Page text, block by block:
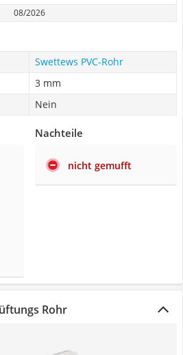
08/2026
Swettews PVC-Rohr
3 mm
Nein
Nachteile
nicht gemufft
Rohr